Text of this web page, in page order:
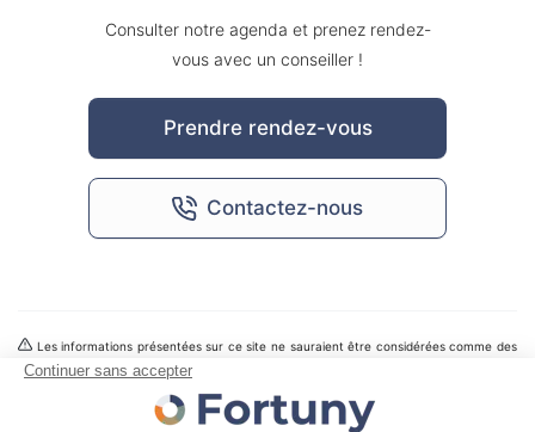
Consulter notre agenda et prenez rendez-
vous avec un conseiller !
Prendre rendez-vous
Contactez-nous
Les informations présentées sur ce site ne sauraient être considérées comme des
recommandations personnalisées d’une offre de services ou de produits. L’entreprise
information contenue sur ce site ni de l'utilisation qui pourrait en être faite par des